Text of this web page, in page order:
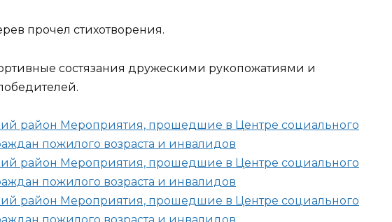
прочел стихотворения.
состязания дружескими рукопожатиями и